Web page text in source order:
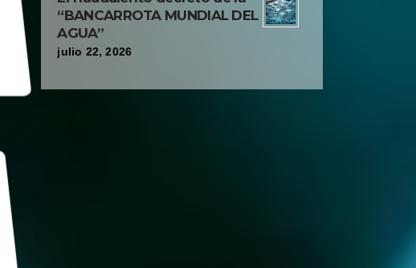
“BANCARROTA MUNDIAL DEL
AGUA”
julio 22, 2026